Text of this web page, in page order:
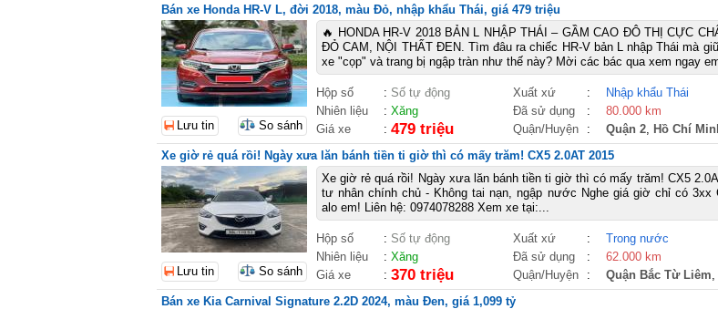
Bán xe Honda HR-V L, đời 2018, màu Đỏ, nhập khẩu Thái, giá 479 triệu
🔥 HONDA HR-V 2018 BẢN L NHẬP THÁI – GẦM CAO ĐÔ THỊ CỰC
ĐỎ CAM, NỘI THẤT ĐEN. Tìm đâu ra chiếc HR-V bản L nhập Thái mà
xe "cọp" và trang bị ngập tràn như thế này? Mời các bác qua xem ngay
Hộp số : Số tự động Xuất xứ :
Nhập khẩu Thái
Nhiên liệu
: Xăng Đã sử dụng :
80.000 km
Giá xe
: 479 triệu Quận/Huyện : Quận 2, Hồ Chí
Lưu tin So sánh
Xe giờ rẻ quá rồi! Ngày xưa lăn bánh tiền ti giờ thì có mấy trăm! CX5 2.0AT 2015
Xe giờ rẻ quá rồi! Ngày xưa lăn bánh tiền ti giờ thì có mấy trăm! CX5
tư nhân chính chủ - Không tai nạn, ngập nước Nghe giá giờ chỉ có 3xx
alo em! Liên hệ: 0974078288 Xem xe tại:...
Hộp số : Số tự động Xuất xứ :
Trong nước
Nhiên liệu
: Xăng Đã sử dụng :
62.000 km
Giá xe
: 370 triệu Quận/Huyện : Quận Bắc Từ Liêm,
Lưu tin So sánh
Bán xe Kia Carnival Signature 2.2D 2024, màu Đen, giá 1,099 tỷ